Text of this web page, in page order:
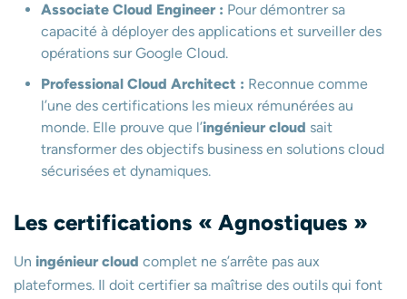
Associate Cloud Engineer : Pour démontrer sa
capacité à déployer des applications et surveiller des
opérations sur Google Cloud.
Professional Cloud Architect : Reconnue comme
l’une des certifications les mieux rémunérées au
monde. Elle prouve que l’ingénieur cloud sait
transformer des objectifs business en solutions cloud
sécurisées et dynamiques.
Les certifications « Agnostiques »
Un ingénieur cloud complet ne s’arrête pas aux
plateformes. Il doit certifier sa maîtrise des outils qui font